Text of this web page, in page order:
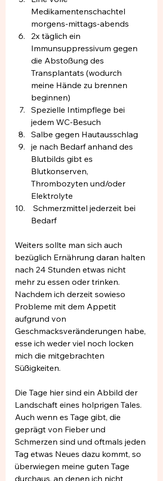
Medikamentenschachtel
morgens-mittags-abends
2x täglich ein
Immunsuppressivum gegen
die Abstoßung des
Transplantats (wodurch
meine Hände zu brennen
beginnen)
Spezielle Intimpflege bei
jedem WC-Besuch
Salbe gegen Hautausschlag
je nach Bedarf anhand des
Blutbilds gibt es
Blutkonserven,
Thrombozyten und/oder
Elektrolyte
Bedarf
Weiters sollte man sich auch
bezüglich Ernährung daran halten
nach 24 Stunden etwas nicht
mehr zu essen oder trinken.
Nachdem ich derzeit sowieso
Probleme mit dem Appetit
aufgrund von
Geschmacksveränderungen habe,
esse ich weder viel noch locken
mich die mitgebrachten
Süßigkeiten.
Die Tage hier sind ein Abbild der
Landschaft eines holprigen Tales.
Auch wenn es Tage gibt, die
geprägt von Fieber und
Schmerzen sind und oftmals jeden
Tag etwas Neues dazu kommt, so
überwiegen meine guten Tage
durchaus, an denen ich nicht